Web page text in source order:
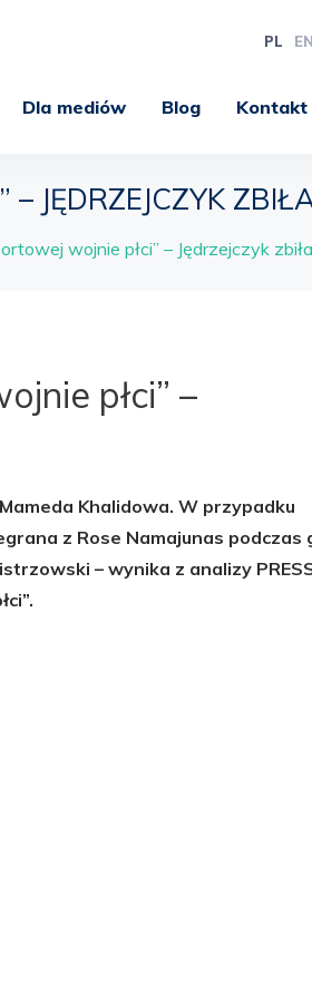
PL EN
Dla mediów Blog Kontakt
– JĘDRZEJCZYK
wojnie płci” – Jędrzejczyk
płci” –
Khalidowa. W przypadku
z Rose Namajunas podczas
– wynika z analizy